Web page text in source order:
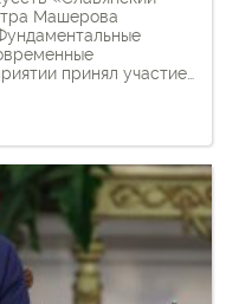
Машерова
принял участие
стола. Участники
и культурное
условиях.